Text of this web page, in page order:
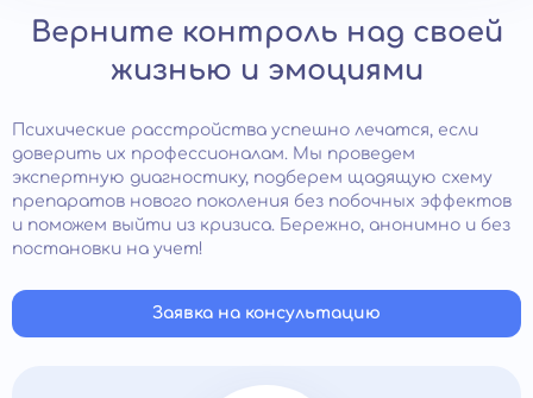
Верните контроль над своей
жизнью и эмоциями
Психические расстройства успешно лечатся, если
доверить их профессионалам. Мы проведем
экспертную диагностику, подберем щадящую схему
препаратов нового поколения без побочных эффектов
и поможем выйти из кризиса. Бережно, анонимно и без
постановки на учет!
Заявка на консультацию